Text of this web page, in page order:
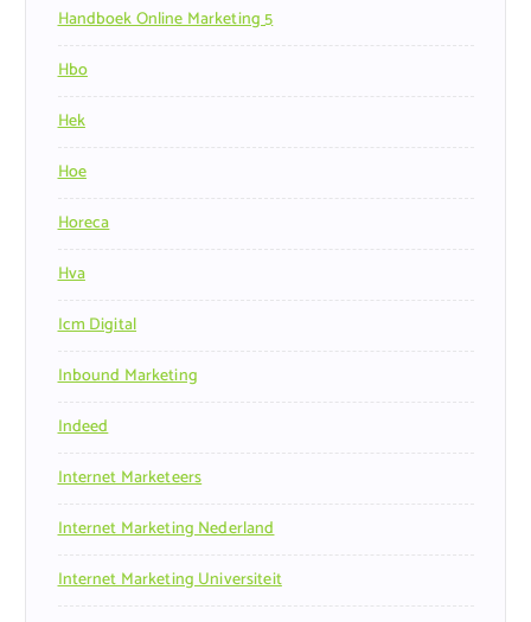
Handboek Online Marketing 5
Hbo
Hek
Hoe
Horeca
Hva
Icm Digital
Inbound Marketing
Indeed
Internet Marketeers
Internet Marketing Nederland
Internet Marketing Universiteit